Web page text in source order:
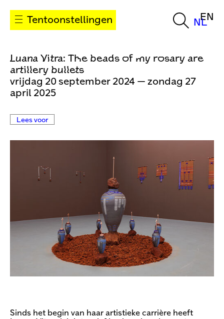
Tentoonstellingen NL
EN
Luana Vitra: The beads of my rosary are
artillery bullets
vrijdag 20 september 2024 — zondag 27
april 2025
Lees voor
Sinds het begin van haar artistieke carrière heeft